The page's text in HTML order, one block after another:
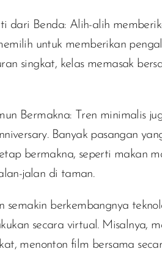
dari Benda: Alih-alih
untuk memberikan
singkat, kelas memasak
Bermakna: Tren minimalis
Banyak pasangan
bermakna, seperti makan
jalan di taman.
semakin berkembangnya
secara virtual. Misalnya,
menonton film bersama